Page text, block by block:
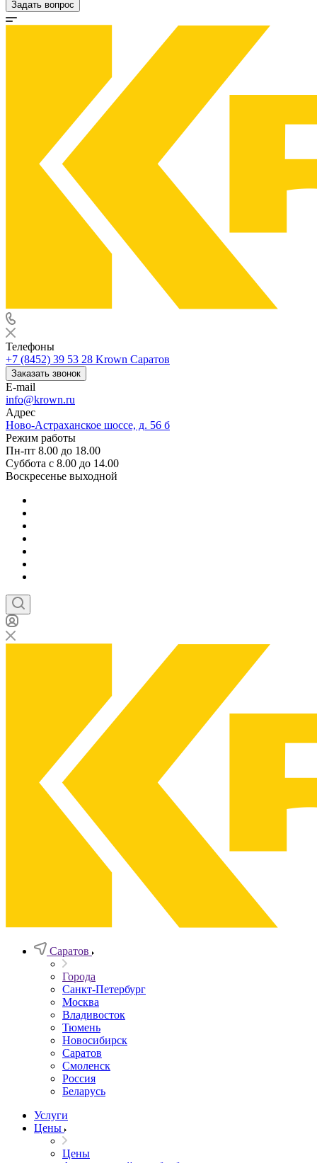
Задать вопрос
Телефоны
+7 (8452) 39 53 28 Krown Саратов
Заказать звонок
E-mail
info@krown.ru
Адрес
Ново-Астраханское шоссе, д. 56 б
Режим работы
Пн-пт 8.00 до 18.00
Суббота с 8.00 до 14.00
Воскресенье выходной
Саратов
Города
Санкт-Петербург
Москва
Владивосток
Тюмень
Новосибирск
Саратов
Смоленск
Россия
Беларусь
Услуги
Цены
Цены